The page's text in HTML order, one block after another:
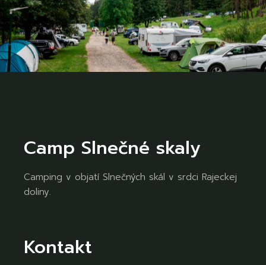
Camp Slnečné skaly
Camping v objatí Slnečných skál v srdci Rajeckej
doliny.
Kontakt